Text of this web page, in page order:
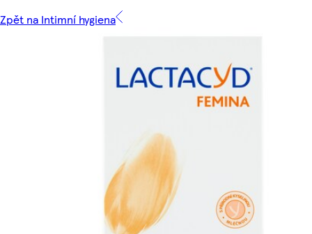
Zpět na Intimní hygiena